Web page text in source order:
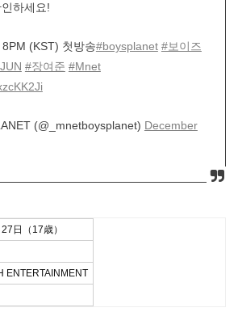
하세요!
(KST) 첫방송#boysplanet #보이즈
#장여준 #Mnet
(@_mnetboysplanet) December
日（17歳）
ENTERTAINMENT